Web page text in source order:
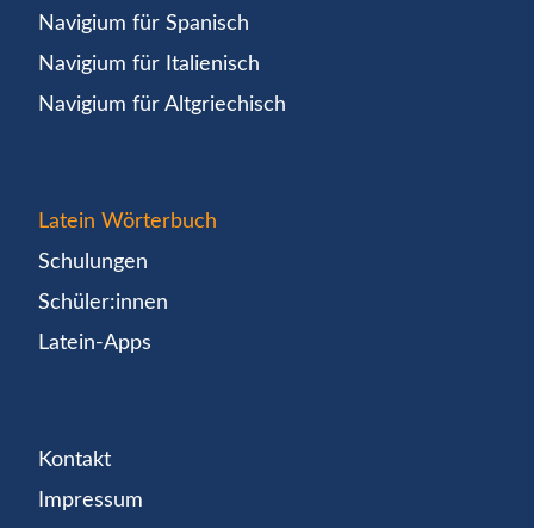
Navigium für Spanisch
Navigium für Italienisch
Navigium für Altgriechisch
Latein Wörterbuch
Schulungen
Schüler:innen
Latein-Apps
Kontakt
Impressum